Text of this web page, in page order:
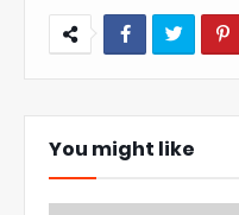
You might like